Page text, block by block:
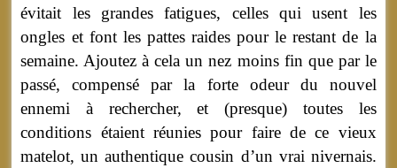
évitait les grandes fatigues, celles qui usent les
ongles et font les pattes raides pour le restant de la
semaine. Ajoutez à cela un nez moins fin que par le
passé, compensé par la forte odeur du nouvel
ennemi à rechercher, et (presque) toutes les
conditions étaient réunies pour faire de ce vieux
matelot, un authentique cousin d’un vrai nivernais.